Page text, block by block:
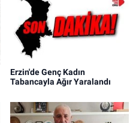
Erzin'de Genç Kadın
Tabancayla Ağır Yaralandı